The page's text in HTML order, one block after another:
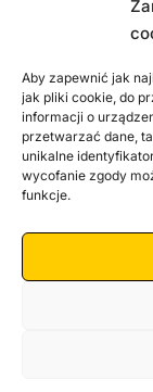
Aby zapewnić jak
jak pliki cookie, do
informacji o
przetwarzać dane,
unikalne
wycofanie zgody
funkcje.
Reklama
Rodo
Kontakt
Informacje